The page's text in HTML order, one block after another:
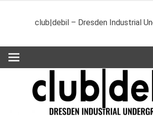
club|debil – Dresden Industrial